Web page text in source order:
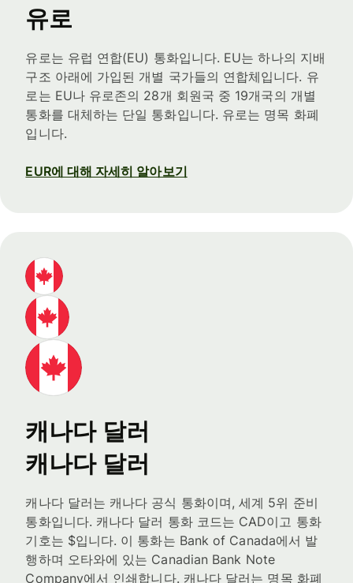
유로
유로는 유럽 연합(EU) 통화입니다. EU는 하나의 지배
구조 아래에 가입된 개별 국가들의 연합체입니다. 유
로는 EU나 유로존의 28개 회원국 중 19개국의 개별
통화를 대체하는 단일 통화입니다. 유로는 명목 화폐
입니다.
EUR에 대해 자세히 알아보기
캐나다 달러
캐나다 달러
캐나다 달러는 캐나다 공식 통화이며, 세계 5위 준비
통화입니다. 캐나다 달러 통화 코드는 CAD이고 통화
기호는 $입니다. 이 통화는 Bank of Canada에서 발
행하며 오타와에 있는 Canadian Bank Note
Company에서 인쇄합니다. 캐나다 달러는 명목 화폐